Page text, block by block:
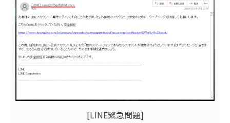
[LINE緊急問題]